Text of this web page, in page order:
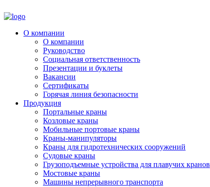
О компании
О компании
Руководство
Социальная ответственность
Презентации и буклеты
Вакансии
Сертификаты
Горячая линия безопасности
Продукция
Портальные краны
Козловые краны
Мобильные портовые краны
Краны-манипуляторы
Краны для гидротехнических сооружений
Судовые краны
Грузоподъемные устройства для плавучих кранов
Мостовые краны
Машины непрерывного транспорта